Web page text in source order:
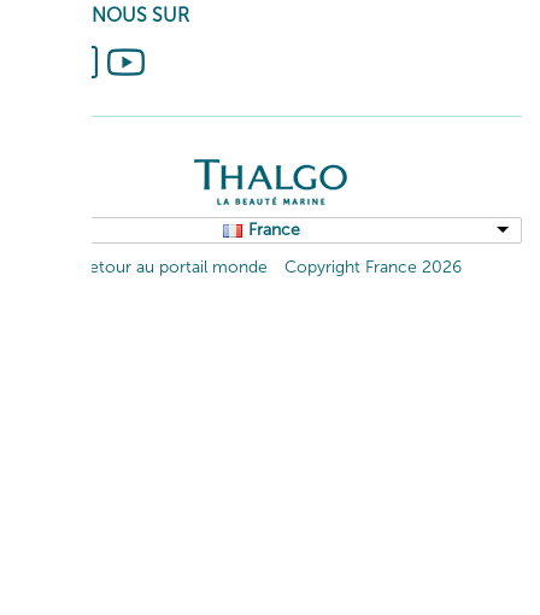
SUIVEZ-NOUS SUR
France
Retour au portail monde
Copyright France 2026